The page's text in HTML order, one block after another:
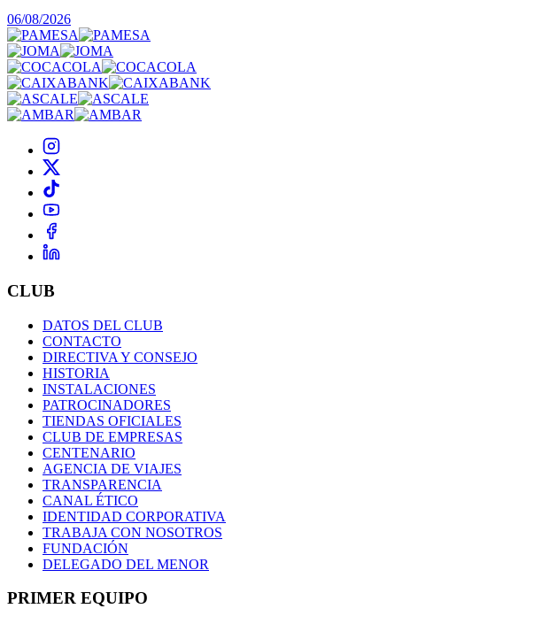
06/08/2026
CLUB
DATOS DEL CLUB
CONTACTO
DIRECTIVA Y CONSEJO
HISTORIA
INSTALACIONES
PATROCINADORES
TIENDAS OFICIALES
CLUB DE EMPRESAS
CENTENARIO
AGENCIA DE VIAJES
TRANSPARENCIA
CANAL ÉTICO
IDENTIDAD CORPORATIVA
TRABAJA CON NOSOTROS
FUNDACIÓN
DELEGADO DEL MENOR
PRIMER EQUIPO